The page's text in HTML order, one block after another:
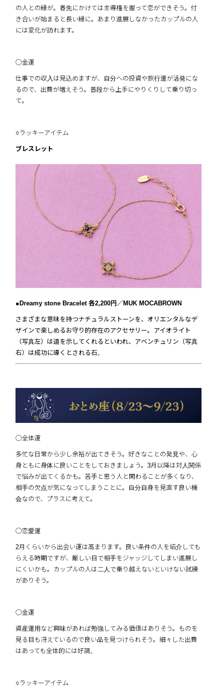
の人との縁が。春先にかけては主導権を握って恋ができそう。付
き合いが始まると長い縁に。あまり進展しなかったカップルの人
には変化が訪れます。
◯金運
仕事での収入は見込めますが、自分への投資や旅行運が活発にな
るので、出費が増えそう。普段から上手にやりくりして乗り切っ
て。
○ラッキーアイテム
ブレスレット
●Dreamy stone Bracelet 各2,200円／MUK MOCABROWN
さまざまな意味を持つナチュラルストーンを、オリエンタルなデ
ザインで楽しめるお守り的存在のアクセサリー。アイオライト
（写真左）は道を示してくれるといわれ、アベンチュリン（写真
右）は成功に導くとされる石。
◯全体運
多忙な日常から少し余裕が出てきそう。好きなことの発見や、心
身ともに身体に良いことをしておきましょう。3月以降は対人関係
で悩みが出てくるかも。苦手と思う人と関わることが多くなり、
相手の欠点が気になってしまうことに。自分自身を見直す良い機
会なので、プラスに考えて。
◯恋愛運
2月くらいから出会い運は高まります。良い条件の人を紹介しても
らえる時期ですが、厳しい目で相手をジャッジしてしまい進展し
にくいかも。カップルの人は二人で乗り越えないといけない試練
がありそう。
◯金運
資産運用など興味があれば勉強してみる価値はありそう。ものを
見る目も冴えているので良い品を見つけられそう。細々した出費
はあっても全体的には好調。
○ラッキーアイテム